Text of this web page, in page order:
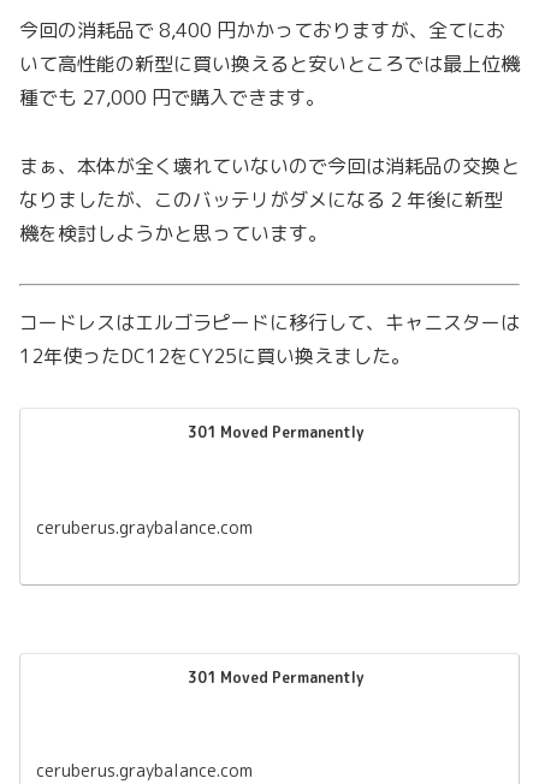
今回の消耗品で 8,400 円かかっておりますが、全てにお
いて高性能の新型に買い換えると安いところでは最上位機
種でも 27,000 円で購入できます。
まぁ、本体が全く壊れていないので今回は消耗品の交換と
なりましたが、このバッテリがダメになる 2 年後に新型
機を検討しようかと思っています。
コードレスはエルゴラピードに移行して、キャニスターは
12年使ったDC12をCY25に買い換えました。
301 Moved Permanently
ceruberus.graybalance.com
301 Moved Permanently
ceruberus.graybalance.com